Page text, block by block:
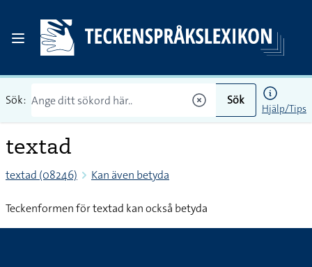
Sök: Sök
Hjälp/Tips
textad
textad (08246) Kan även betyda
Teckenformen för textad kan också betyda